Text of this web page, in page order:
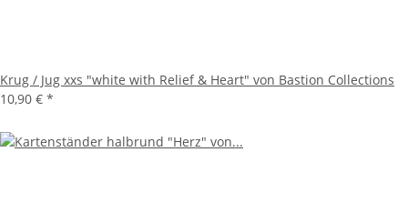
Krug / Jug xxs "white with Relief & Heart" von Bastion Collections
10,90 € *